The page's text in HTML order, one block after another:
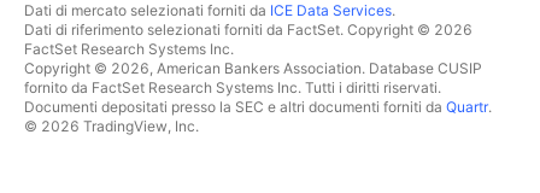
Dati di mercato selezionati forniti da ICE Data Services.
Dati di riferimento selezionati forniti da FactSet. Copyright © 2026
FactSet Research Systems Inc.
Copyright © 2026, American Bankers Association. Database CUSIP
fornito da FactSet Research Systems Inc. Tutti i diritti riservati.
Documenti depositati presso la SEC e altri documenti forniti da Quartr.
© 2026 TradingView, Inc.